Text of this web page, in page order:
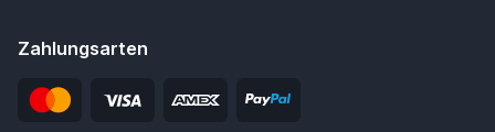
Zahlungsarten